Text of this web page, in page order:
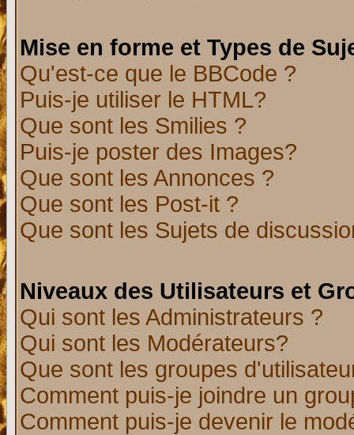
Mise en forme et Types de
Qu'est-ce que le BBCode ?
Puis-je utiliser le HTML?
Que sont les Smilies ?
Puis-je poster des Images?
Que sont les Annonces ?
Que sont les Post-it ?
Que sont les Sujets de
Niveaux des Utilisateurs et
Qui sont les Administrateurs ?
Qui sont les Modérateurs?
Que sont les groupes
Comment puis-je joindre un
Comment puis-je devenir le